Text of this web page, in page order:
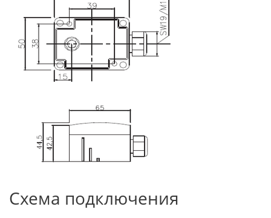
Схема подключения